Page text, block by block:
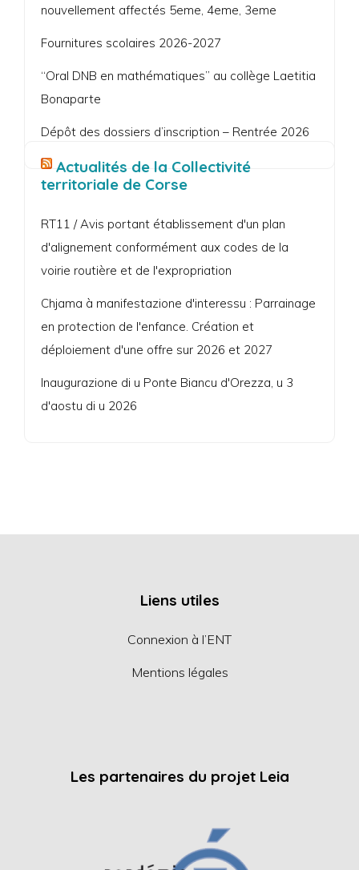
nouvellement affectés 5eme, 4eme, 3eme
Fournitures scolaires 2026-2027
“Oral DNB en mathématiques” au collège Laetitia
Bonaparte
Dépôt des dossiers d’inscription – Rentrée 2026
Actualités de la Collectivité
territoriale de Corse
RT11 / Avis portant établissement d'un plan
d'alignement conformément aux codes de la
voirie routière et de l'expropriation
Chjama à manifestazione d'interessu : Parrainage
en protection de l'enfance. Création et
déploiement d'une offre sur 2026 et 2027
Inaugurazione di u Ponte Biancu d'Orezza, u 3
d'aostu di u 2026
Liens utiles
Connexion à l’ENT
Mentions légales
Les partenaires du projet Leia